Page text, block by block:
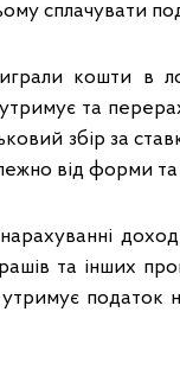
сплачувати
кошти в
та
збір за
від форми
та інших
податок